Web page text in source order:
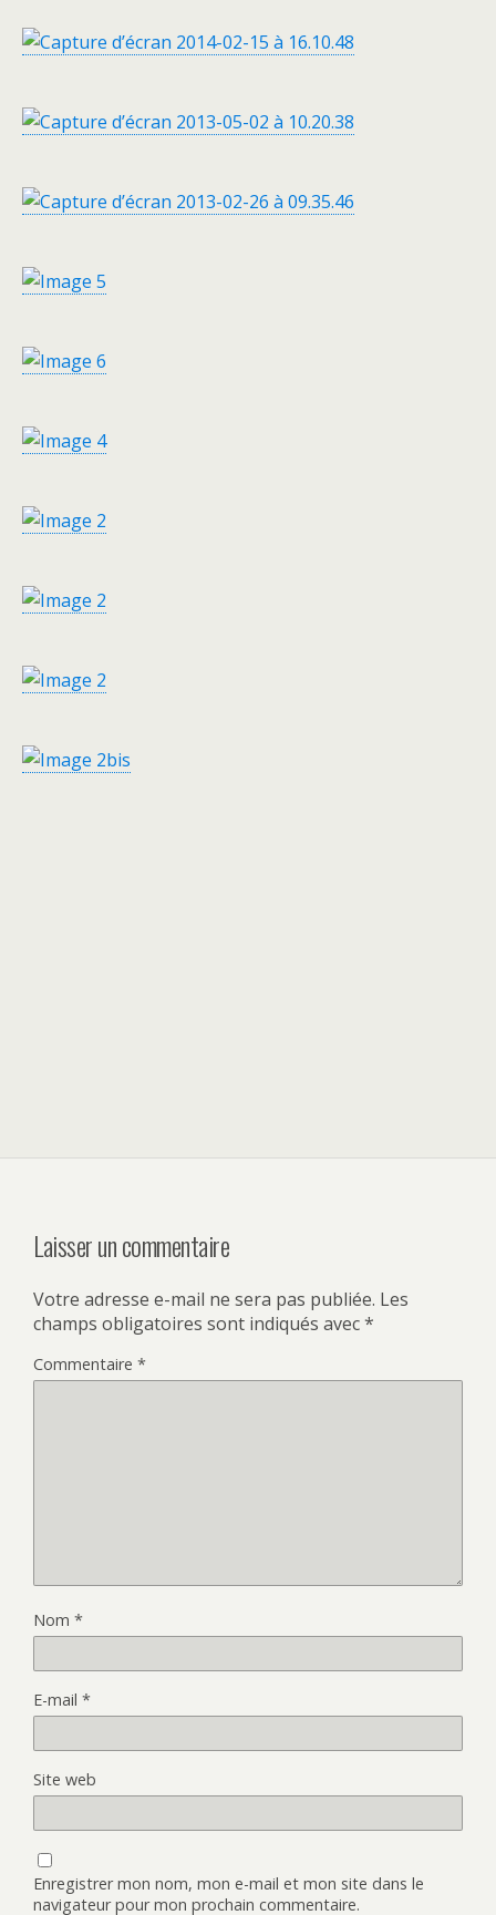
Laisser un commentaire
Votre adresse e-mail ne sera pas publiée. Les
champs obligatoires sont indiqués avec*
Commentaire *
Nom *
E-mail *
Site web
Enregistrer mon nom, mon e-mail et mon site dans le
navigateur pour mon prochain commentaire.